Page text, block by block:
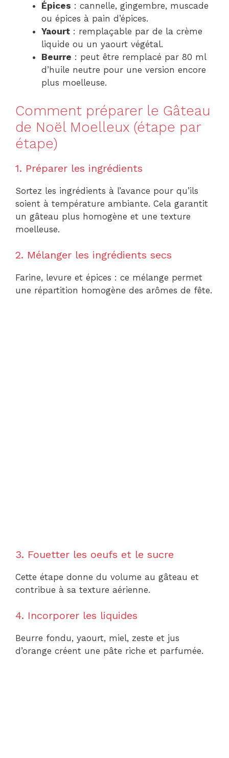
Épices : cannelle, gingembre, muscade
ou épices à pain d’épices.
Yaourt : remplaçable par de la crème
liquide ou un yaourt végétal.
Beurre : peut être remplacé par 80 ml
d’huile neutre pour une version encore
plus moelleuse.
Comment préparer le Gâteau
de Noël Moelleux (étape par
étape)
1. Préparer les ingrédients
Sortez les ingrédients à l’avance pour qu’ils
soient à température ambiante. Cela garantit
un gâteau plus homogène et une texture
moelleuse.
2. Mélanger les ingrédients secs
Farine, levure et épices : ce mélange permet
une répartition homogène des arômes de fête.
3. Fouetter les oeufs et le sucre
Cette étape donne du volume au gâteau et
contribue à sa texture aérienne.
4. Incorporer les liquides
Beurre fondu, yaourt, miel, zeste et jus
d’orange créent une pâte riche et parfumée.